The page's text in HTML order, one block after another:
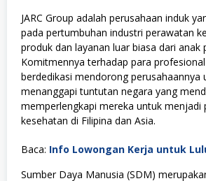
JARC Group adalah perusahaan induk
pada pertumbuhan industri perawatan
produk dan layanan luar biasa dari anak
Komitmennya terhadap para
berdedikasi mendorong perusahaannya
menanggapi tuntutan negara yang
memperlengkapi mereka untuk menjadi
kesehatan di Filipina dan Asia.
Baca: Info Lowongan Kerja untuk
Sumber Daya Manusia (SDM)